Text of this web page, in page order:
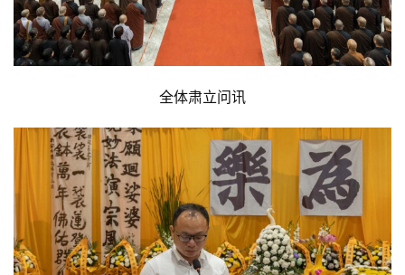
全体肃立问讯